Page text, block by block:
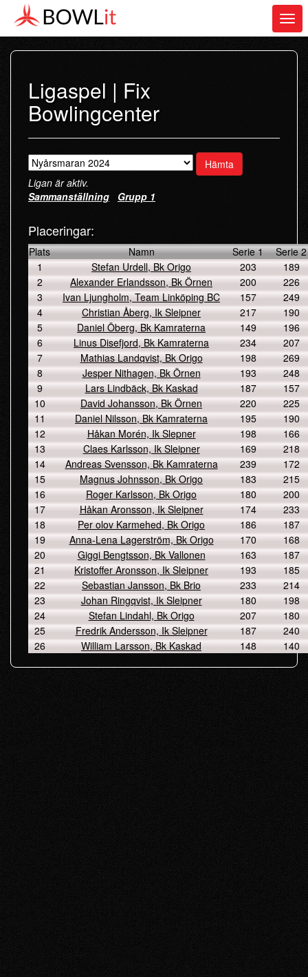
Ligaspel | Fix
Bowlingcenter
Hämta
Ligan är aktiv.
Sammanställning
Grupp 1
Placeringar:
Plats Namn Serie 1
Serie 2
1
Stefan Urdell, Bk Origo 203
189
2
Alexander Erlandsson, Bk Örnen 200
226
3
Ivan Ljungholm, Team Linköping BC 157
249
4
Christian Åberg, Ik Sleipner 217
190
5
Daniel Öberg, Bk Kamraterna 149
196
6
Linus Disefjord, Bk Kamraterna 234
207
7
Mathias Landqvist, Bk Origo 198
269
8
Jesper Nithagen, Bk Örnen 193
248
9
Lars Lindbäck, Bk Kaskad 187
157
10
David Johansson, Bk Örnen 220
225
11
Daniel Nilsson, Bk Kamraterna 195
190
12
Håkan Morén, Ik Slepner 198
166
13
Claes Karlsson, Ik Sleipner 169
218
14
Andreas Svensson, Bk Kamraterna 239
172
15
Magnus Johnsson, Bk Origo 183
215
16
Roger Karlsson, Bk Origo 180
200
17
Håkan Aronsson, Ik Sleipner 174
233
18
Per olov Karmehed, Bk Origo 186
187
19
Anna-Lena Lagerström, Bk Origo 170
168
20
Giggi Bengtsson, Bk Vallonen 163
187
21
Kristoffer Aronsson, Ik Sleipner 193
185
22
Sebastian Jansson, Bk Brio 233
214
23
Johan Ringqvist, Ik Sleipner 180
198
24
Stefan Lindahl, Bk Origo 207
180
25
Fredrik Andersson, Ik Sleipner 187
240
26
William Larsson, Bk Kaskad 148 140